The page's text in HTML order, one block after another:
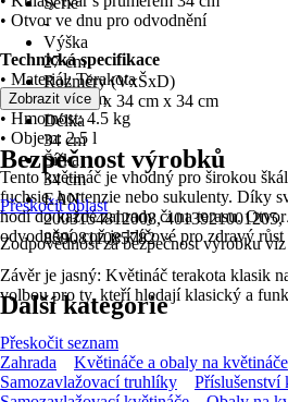
-
Výška
27 cm
Rozměry (VxŠxD)
27.0 cm x 34 cm x 34 cm
Délka
34 cm
Šířka
34 cm
EAN
2003154812008, 4013921001205,
8590811085782
• Otvor ve dnu pro odvodnění
Technická specifikace
• Materiál: Terakota
• Výška: 27 cm
• Hmotnost: 4.5 kg
• Objem: 2.5 l
Tento květináč je vhodný pro širokou
fuchsie, hortenzie nebo sukulenty. Díky
hodí do každé zahrady či na terasu.
odvodnění, což je klíčové pro zdravý růst
Závěr je jasný: Květináč terakota klasik
volbou pro ty, kteří hledají klasický a
Zobrazit více
Bezpečnost výrobků
Přeskočit oblast
Zodpovědnost za bezpečnost výrobku
Další kategorie
Přeskočit seznam
Zahrada
Květináče a obaly na květináče
Samozavlažovací truhlíky
Příslušenství